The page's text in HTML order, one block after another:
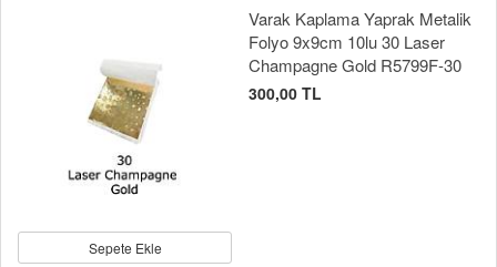
Sepete Ekle
Varak Kaplama Yaprak Metalik
Folyo 9x9cm 10lu 30 Laser
Champagne Gold R5799F-30
300,00 TL